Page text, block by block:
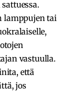
lamppujen tai
vastuulla.
että
jos